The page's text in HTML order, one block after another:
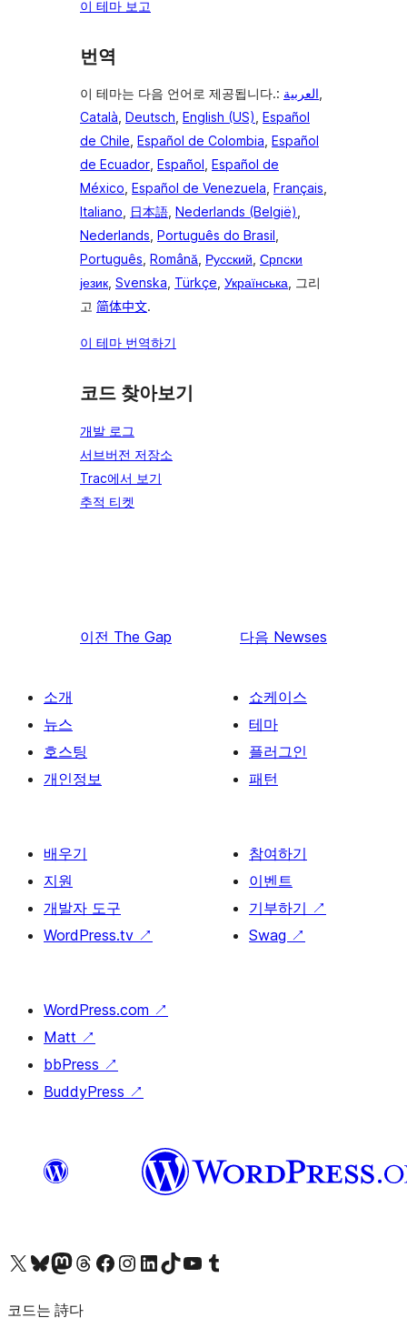
이 테마 보고
번역
이 테마는 다음 언어로 제공됩니다.: العربية,
Català, Deutsch, English (US), Español
de Chile, Español de Colombia, Español
de Ecuador, Español, Español de
México, Español de Venezuela, Français,
Italiano, 日本語, Nederlands (België),
Nederlands, Português do Brasil,
Português, Română, Русский, Српски
језик, Svenska, Türkçe, Українська, 그리
고 简体中文.
이 테마 번역하기
코드 찾아보기
개발 로그
서브버전 저장소
Trac에서 보기
추적 티켓
이전 The Gap 다음 Newses
소개
뉴스
호스팅
개인정보
쇼케이스
테마
플러그인
패턴
배우기
지원
개발자 도구
WordPress.tv ↗
참여하기
이벤트
기부하기 ↗
Swag ↗
WordPress.com ↗
Matt ↗
bbPress ↗
BuddyPress ↗
X(이전 트위터) 계정 방문하기블루스카이 계정 방문하기마스토돈 계정 방문하기스레드 계정 방문하기 페이스북 페이지 방문하기인스타그램 계정 방문하기 LinkedIn 계정 방문하기틱톡 계정 방문하기유튜브 채널 방문하기 텀블러 계정 방문하기
코드는 詩다